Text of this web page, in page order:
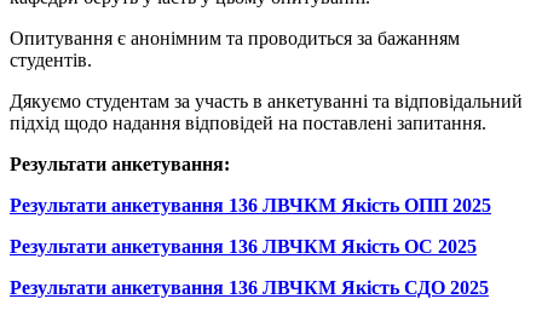
Опитування є анонімним та проводиться за бажанням
студентів.
Дякуємо студентам за участь в анкетуванні та відповідальний
підхід щодо надання відповідей на поставлені запитання.
Результати анкетування:
Результати анкетування 136 ЛВЧКМ Якість ОПП 2025
Результати анкетування 136 ЛВЧКМ Якість ОС 2025
Результати анкетування 136 ЛВЧКМ Якість СДО 2025